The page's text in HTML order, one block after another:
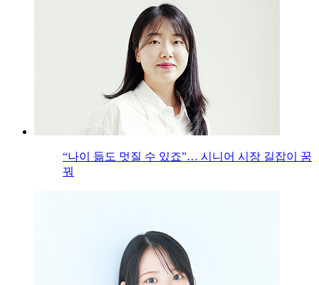
“나이 듦도 멋질 수 있죠”… 시니어 시장 길잡이 꿈
꿔